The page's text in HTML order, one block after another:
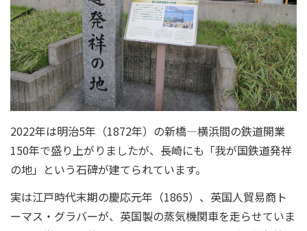
2022年は明治5年（1872年）の新橋―横浜間の鉄道開業
150年で盛り上がりましたが、長崎にも「我が国鉄道発祥
の地」という石碑が建てられています。
実は江戸時代末期の慶応元年（1865）、英国人貿易商ト
ーマス・グラバーが、英国製の蒸気機関車を走らせていま